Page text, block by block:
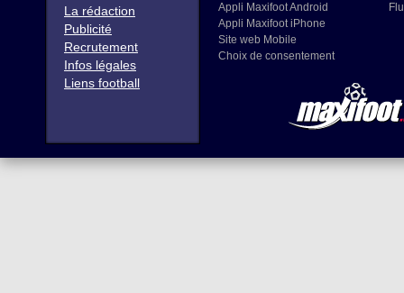
La rédaction
Publicité
Recrutement
Infos légales
Liens football
Appli Maxifoot Android
Appli Maxifoot iPhone
Site web Mobile
Choix de consentement